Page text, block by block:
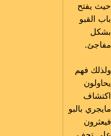
حيث يفتح
باب القبو
بشكل
مفاجئ.
ولذلك فهم
يحاولون
اكتشاف
مايجري بالبو
فيعثرون